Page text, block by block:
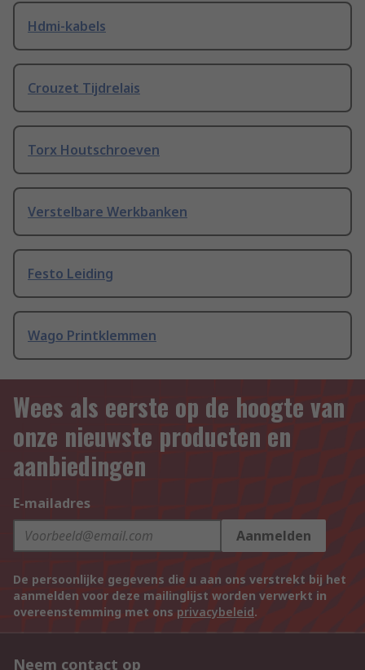
Hdmi-kabels
Crouzet Tijdrelais
Torx Houtschroeven
Verstelbare Werkbanken
Festo Leiding
Wago Printklemmen
Wees als eerste op de hoogte van
onze nieuwste producten en
aanbiedingen
E-mailadres
Aanmelden
De persoonlijke gegevens die u aan ons verstrekt bij het
aanmelden voor deze mailinglijst worden verwerkt in
overeenstemming met ons privacybeleid.
Neem contact op